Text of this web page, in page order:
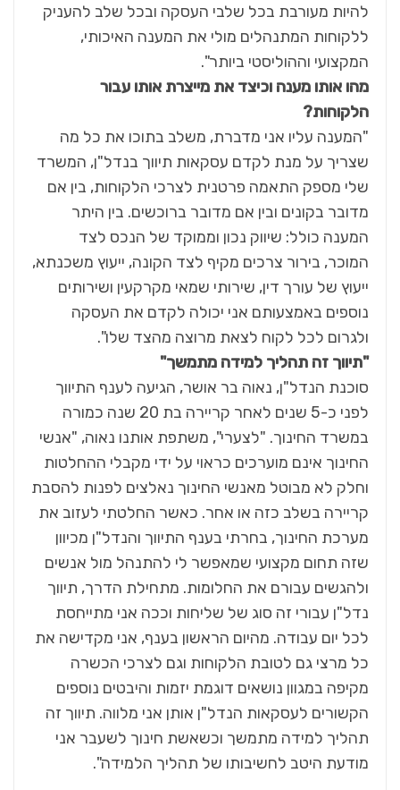
להיות מעורבת בכל שלבי העסקה ובכל שלב להעניק
ללקוחות המתנהלים מולי את המענה האיכותי,
המקצועי וההוליסטי ביותר".
מהו אותו מענה וכיצד את מייצרת אותו עבור
הלקוחות?
"המענה עליו אני מדברת, משלב בתוכו את כל מה
שצריך על מנת לקדם עסקאות תיווך בנדל"ן, המשרד
שלי מספק התאמה פרטנית לצרכי הלקוחות, בין אם
מדובר בקונים ובין אם מדובר ברוכשים. בין היתר
המענה כולל: שיווק נכון וממוקד של הנכס לצד
המוכר, בירור צרכים מקיף לצד הקונה, ייעוץ משכנתא,
ייעוץ של עורך דין, שירותי שמאי מקרקעין ושירותים
נוספים באמצעותם אני יכולה לקדם את העסקה
ולגרום לכל לקוח לצאת מרוצה מהצד שלו".
"תיווך זה תהליך למידה מתמשך"
סוכנת הנדל"ן, נאוה בר אושר, הגיעה לענף התיווך
לפני כ-5 שנים לאחר קריירה בת 20 שנה כמורה
במשרד החינוך. "לצערי", משתפת אותנו נאוה, "אנשי
החינוך אינם מוערכים כראוי על ידי מקבלי ההחלטות
וחלק לא מבוטל מאנשי החינוך נאלצים לפנות להסבת
קריירה בשלב כזה או אחר. כאשר החלטתי לעזוב את
מערכת החינוך, בחרתי בענף התיווך והנדל"ן מכיוון
שזה תחום מקצועי שמאפשר לי להתנהל מול אנשים
ולהגשים עבורם את החלומות. מתחילת הדרך, תיווך
נדל"ן עבורי זה סוג של שליחות וככה אני מתייחסת
לכל יום עבודה. מהיום הראשון בענף, אני מקדישה את
כל מרצי גם לטובת הלקוחות וגם לצרכי הכשרה
מקיפה במגוון נושאים דוגמת יזמות והיבטים נוספים
הקשורים לעסקאות הנדל"ן אותן אני מלווה. תיווך זה
תהליך למידה מתמשך וכשאשת חינוך לשעבר אני
מודעת היטב לחשיבותו של תהליך הלמידה".